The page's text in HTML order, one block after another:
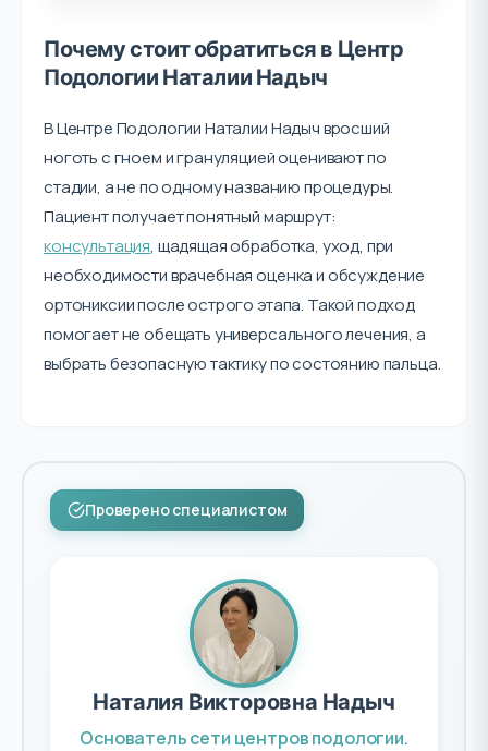
Почему стоит обратиться в Центр
Подологии Наталии Надыч
В Центре Подологии Наталии Надыч вросший
ноготь с гноем и грануляцией оценивают по
стадии, а не по одному названию процедуры.
Пациент получает понятный маршрут:
консультация, щадящая обработка, уход, при
необходимости врачебная оценка и обсуждение
ортониксии после острого этапа. Такой подход
помогает не обещать универсального лечения, а
выбрать безопасную тактику по состоянию пальца.
Проверено специалистом
Наталия Викторовна Надыч
Основатель сети центров подологии.